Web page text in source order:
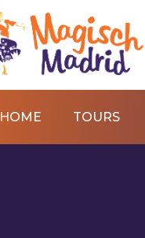
HOME TOURS